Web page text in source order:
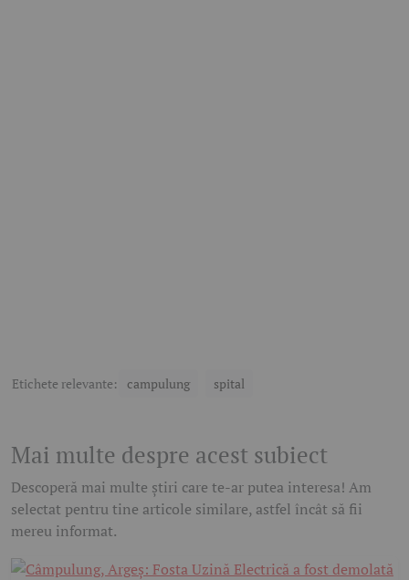
Etichete relevante: campulung spital
Mai multe despre acest subiect
Descoperă mai multe știri care te-ar putea interesa! Am
selectat pentru tine articole similare, astfel încât să fii
mereu informat.